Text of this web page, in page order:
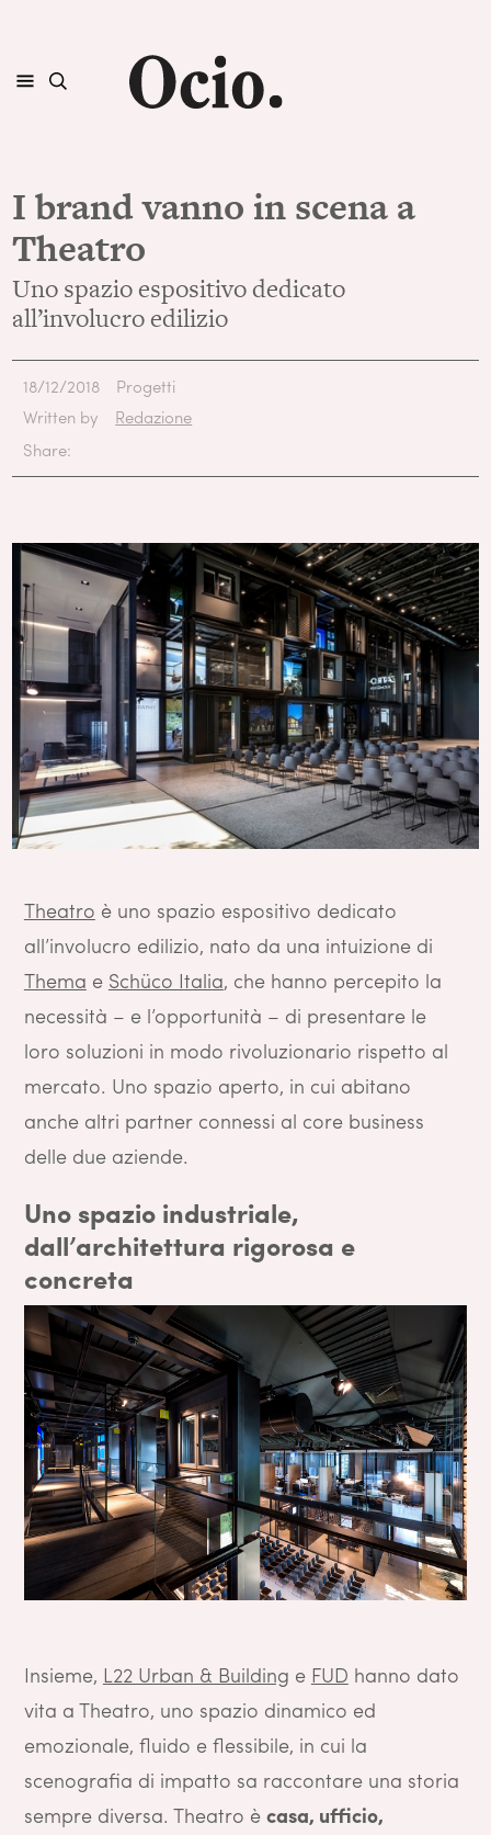
I brand vanno in scena a
Theatro
Uno spazio espositivo dedicato
all’involucro edilizio
18/12/2018
Progetti
Written by
Redazione
Share:
Theatro è uno spazio espositivo dedicato
all’involucro edilizio, nato da una intuizione di
Thema e Schüco Italia, che hanno percepito la
necessità – e l’opportunità – di presentare le
loro soluzioni in modo rivoluzionario rispetto al
mercato. Uno spazio aperto, in cui abitano
anche altri partner connessi al core business
delle due aziende.
Uno spazio industriale,
dall’architettura rigorosa e
concreta
Insieme, L22 Urban & Building e FUD hanno dato
vita a Theatro, uno spazio dinamico ed
emozionale, fluido e flessibile, in cui la
scenografia di impatto sa raccontare una storia
sempre diversa. Theatro è casa, ufficio,